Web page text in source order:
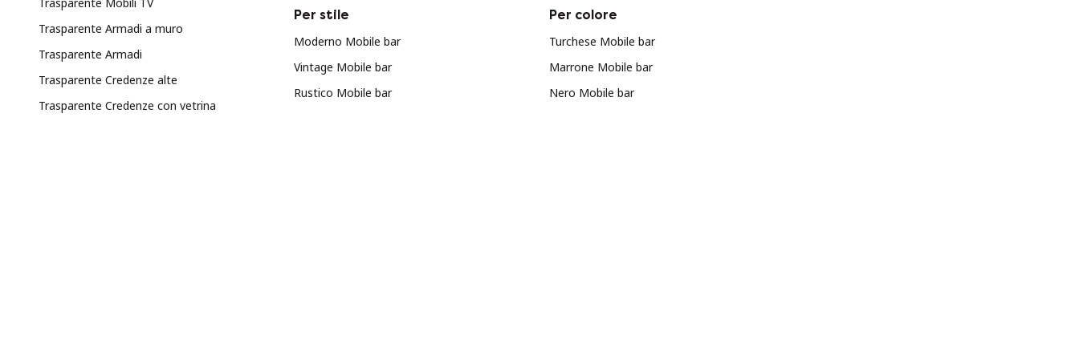
Trasparente Armadi a muro
Trasparente Armadi
Trasparente Credenze alte
Trasparente Credenze con vetrina
Per stile
Moderno Mobile bar
Vintage Mobile bar
Rustico Mobile bar
Per colore
Turchese Mobile bar
Marrone Mobile bar
Nero Mobile bar